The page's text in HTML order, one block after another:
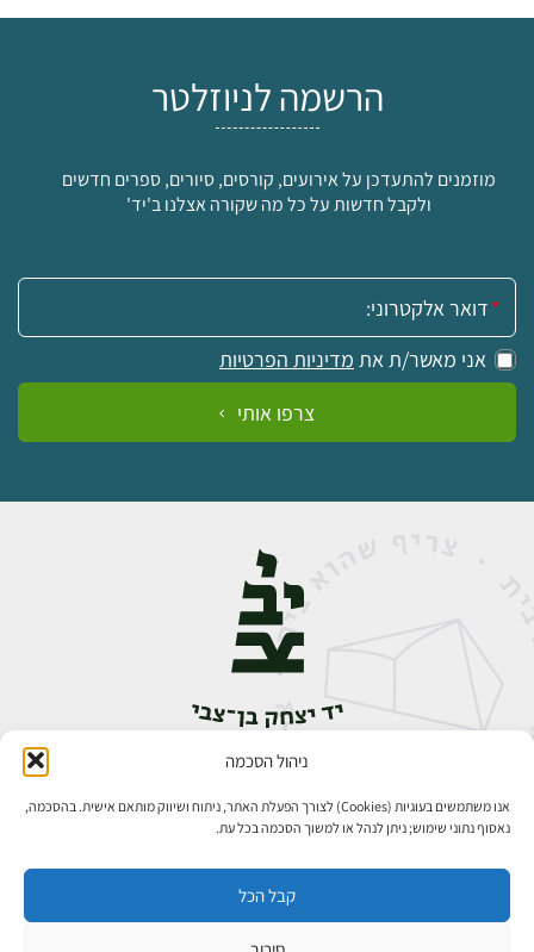
ניהול הסכמה
אנו משתמשים בעוגיות (Cookies) לצורך הפעלת האתר, ניתוח ושיווק מותאם אישית. בהסכמה,
נאסוף נתוני שימוש; ניתן לנהל או למשוך הסכמה בכל עת.
קבל הכל
הרשמה לניוזלטר
מוזמנים להתעדכן על אירועים, קורסים, סיורים, ספרים חדשים
ולקבל חדשות על כל מה שקורה אצלנו ב'יד'
אימייל:
אני מאשר/ת את מדיניות הפרטיות
צרפו אותי
אבן גבירול 14, רחביה, ירושלים